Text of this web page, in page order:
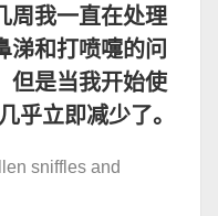
周我一直在处理
涕和打喷嚏的问
但是当我开始使
立即减少了。
sniffles and